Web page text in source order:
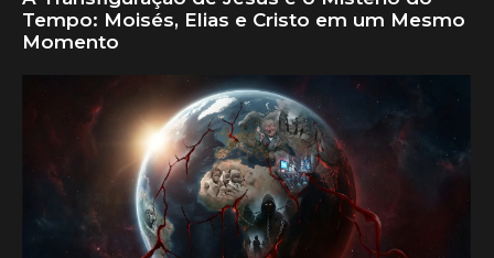
Tempo: Moisés, Elias e Cristo em um Mesmo
Momento